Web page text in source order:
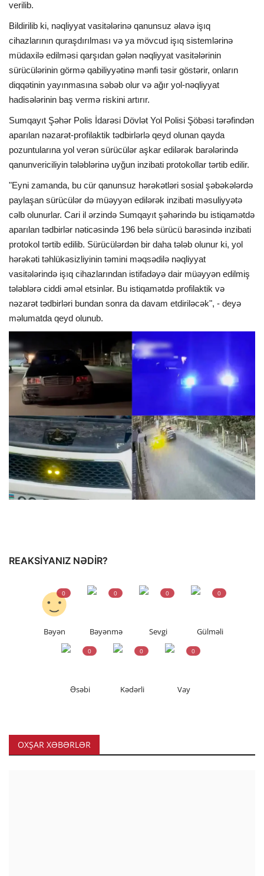
İKT
verilib.
Bildirilib ki, nəqliyyat vasitələrinə qanunsuz əlavə işıq
cihazlarının quraşdırılması və ya mövcud işıq sistemlərinə
müdaxilə edilməsi qarşıdan gələn nəqliyyat vasitələrinin
sürücülərinin görmə qabiliyyətinə mənfi təsir göstərir, onların
diqqətinin yayınmasına səbəb olur və ağır yol-nəqliyyat
hadisələrinin baş vermə riskini artırır.
Sumqayıt Şəhər Polis İdarəsi Dövlət Yol Polisi Şöbəsi tərəfindən
aparılan nəzarət-profilaktik tədbirlərlə qeyd olunan qayda
pozuntularına yol verən sürücülər aşkar edilərək barələrində
qanunvericiliyin tələblərinə uyğun inzibati protokollar tərtib edilir.
"Eyni zamanda, bu cür qanunsuz hərəkətləri sosial şəbəkələrdə
paylaşan sürücülər də müəyyən edilərək inzibati məsuliyyətə
cəlb olunurlar. Cari il ərzində Sumqayıt şəhərində bu istiqamətdə
aparılan tədbirlər nəticəsində 196 belə sürücü barəsində inzibati
protokol tərtib edilib. Sürücülərdən bir daha tələb olunur ki, yol
hərəkəti təhlükəsizliyinin təmini məqsədilə nəqliyyat
vasitələrində işıq cihazlarından istifadəyə dair müəyyən edilmiş
tələblərə ciddi əməl etsinlər. Bu istiqamətdə profilaktik və
nəzarət tədbirləri bundan sonra da davam etdiriləcək", - deyə
məlumatda qeyd olunub.
REAKSIYANIZ NƏDIR?
Bəyən
0
Bəyənmə
0
Sevgi
0
Gülməli
0
Əsəbi
0
Kədərli
0
Vay
0
OXŞAR XƏBƏRLƏR